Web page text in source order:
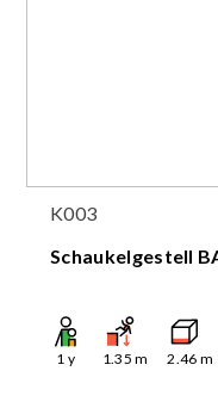
K003
Schaukelgestell
1 y 1.35 m 2.46 m